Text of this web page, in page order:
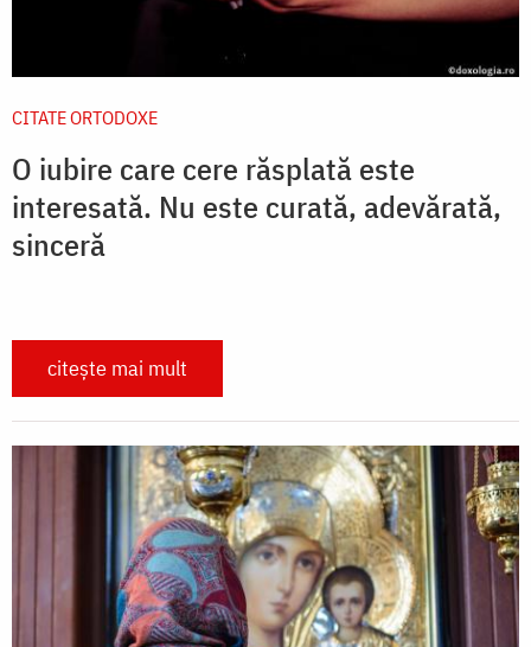
CITATE ORTODOXE
O iubire care cere răsplată este
interesată. Nu este curată, adevărată,
sinceră
citește mai mult